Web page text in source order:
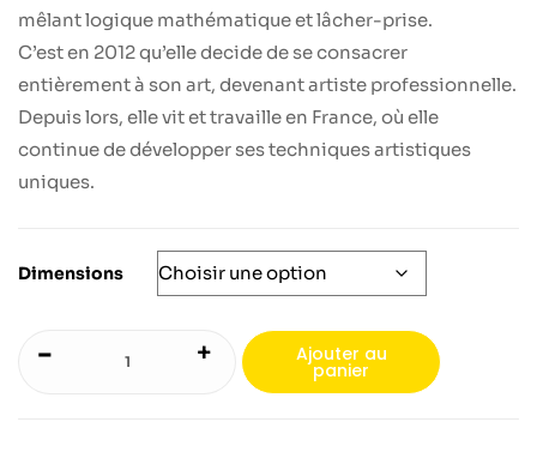
mêlant logique mathématique et lâcher-prise.
C’est en 2012 qu’elle decide de se consacrer
entièrement à son art, devenant artiste professionnelle.
Depuis lors, elle vit et travaille en France, où elle
continue de développer ses techniques artistiques
uniques.
Dimensions
+
- Ajouter au
panier